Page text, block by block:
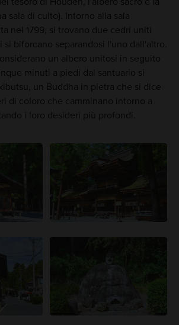
sala di culto). Intorno alla sala
nel 1799, si trovano due cedri uniti
si biforcano separandosi l'uno dall'altro.
un albero unitosi in seguito
minuti a piedi dal santuario si
un Buddha in pietra che si dice
di coloro che camminano intorno a
i loro desideri più profondi.